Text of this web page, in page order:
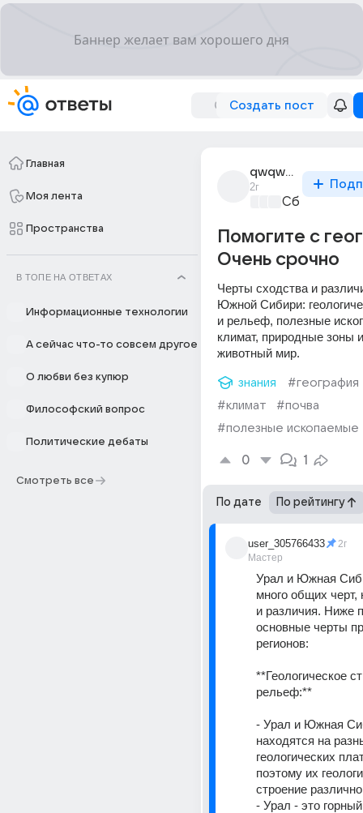
Создать пост
Главная
Моя лента
Пространства
В ТОПЕ НА ОТВЕТАХ
Информационные технологии
А сейчас что-то совсем другое
О любви без купюр
Философский вопрос
Политические дебаты
Смотреть все
qwqwqwqwqw_3
2г
Сборная
Помогите с
Очень срочно
Черты сходства и
Южной Сибири:
и рельеф, полезные
климат, природные зоны
животный мир.
знания
#география
#климат
#почва
#полезные ископаемые
0 1
По дате По рейтингу
user_305766433
Мастер
2г
Урал и Южная
много общих черт,
и различия. Ниже
основные черты
регионов:
**Геологическое
рельеф:**
- Урал и Южная
находятся на
геологических
поэтому их
строение
- Урал - это